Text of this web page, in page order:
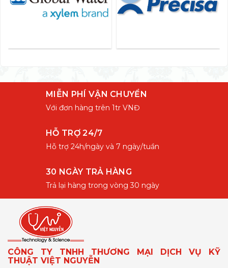
MIỄN PHÍ VẬN CHUYỂN
Với đơn hàng trên 1tr VNĐ
HỖ TRỢ 24/7
Hỗ trợ 24h/ngày và 7 ngày/tuần
30 NGÀY TRẢ HÀNG
Trả lại hàng trong vòng 30 ngày
CÔNG TY TNHH THƯƠNG MẠI DỊCH VỤ KỸ
THUẬT VIỆT NGUYỄN